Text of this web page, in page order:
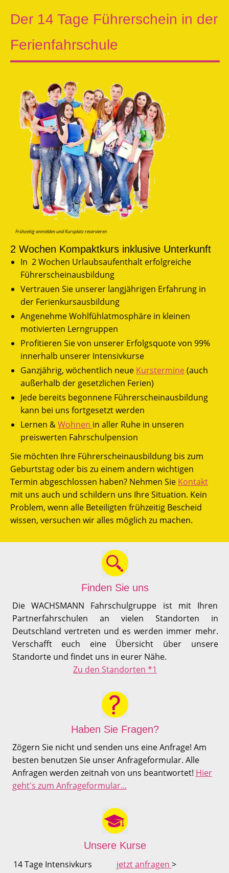
Der 14 Tage Führerschein in der
Ferienfahrschule
Frühzeitig anmelden und Kursplatz reservieren
2 Wochen Kompaktkurs inklusive Unterkunft
In 2 Wochen Urlaubsaufenthalt erfolgreiche
Führerscheinausbildung
Vertrauen Sie unserer langjährigen Erfahrung in
der Ferienkursausbildung
Angenehme Wohlfühlatmosphäre in kleinen
motivierten Lerngruppen
Profitieren Sie von unserer Erfolgsquote von 99%
innerhalb unserer Intensivkurse
Ganzjährig, wöchentlich neue Kurstermine (auch
außerhalb der gesetzlichen Ferien)
Jede bereits begonnene Führerscheinausbildung
kann bei uns fortgesetzt werden
Lernen &Wohnen in aller Ruhe in unseren
preiswerten Fahrschulpension
Sie möchten Ihre Führerscheinausbildung bis zum
Geburtstag oder bis zu einem andern wichtigen
Termin abgeschlossen haben? Nehmen Sie Kontakt
mit uns auch und schildern uns Ihre Situation. Kein
Problem, wenn alle Beteiligten frühzeitig Bescheid
wissen, versuchen wir alles möglich zu machen.
Finden Sie uns
Die WACHSMANN Fahrschulgruppe ist mit Ihren
Partnerfahrschulen an vielen Standorten in
Deutschland vertreten und es werden immer mehr.
Verschafft euch eine Übersicht über unsere
Standorte und findet uns in eurer Nähe.
Zu den Standorten *1
Haben Sie Fragen?
Zögern Sie nicht und senden uns eine Anfrage! Am
besten benutzen Sie unser Anfrageformular. Alle
Anfragen werden zeitnah von uns beantwortet! Hier
geht's zum Anfrageformular...
Unsere Kurse
14 Tage Intensivkurs
jetzt anfragen >